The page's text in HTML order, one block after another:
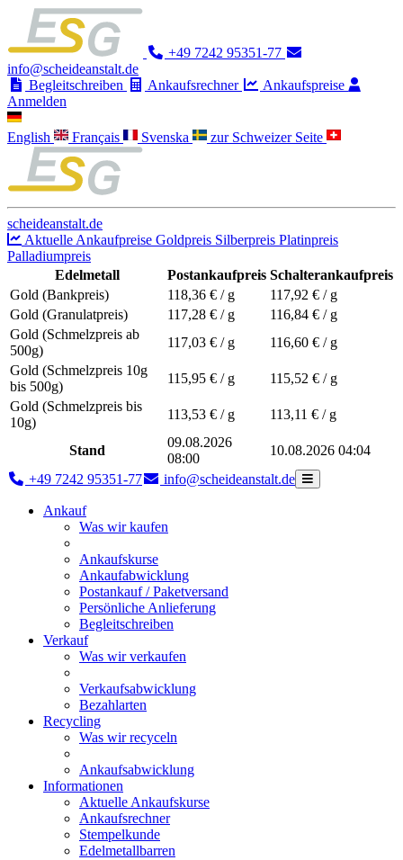
+49 7242 95351-77
info@scheideanstalt.de
Begleitschreiben
Ankaufsrechner
Ankaufspreise
Anmelden
English Français Svenska zur Schweizer Seite
scheideanstalt.de
Aktuelle Ankaufpreise Goldpreis Silberpreis Platinpreis
Palladiumpreis
Edelmetall
Postankaufpreis Schalterankaufpreis
Gold (Bankpreis)
118,36 € / g 117,92 € / g
Gold (Granulatpreis)
117,28 € / g 116,84 € / g
Gold (Schmelzpreis ab
500g)
117,03 € / g 116,60 € / g
Gold (Schmelzpreis 10g
bis 500g)
115,95 € / g 115,52 € / g
Gold (Schmelzpreis bis
10g)
113,53 € / g 113,11 € / g
Stand
09.08.2026
08:00
10.08.2026 04:04
+49 7242 95351-77 info@scheideanstalt.de
Ankauf
Was wir kaufen
Ankaufskurse
Ankaufabwicklung
Postankauf / Paketversand
Persönliche Anlieferung
Begleitschreiben
Verkauf
Was wir verkaufen
Verkaufsabwicklung
Bezahlarten
Recycling
Was wir recyceln
Ankaufsabwicklung
Informationen
Aktuelle Ankaufskurse
Ankaufsrechner
Stempelkunde
Edelmetallbarren